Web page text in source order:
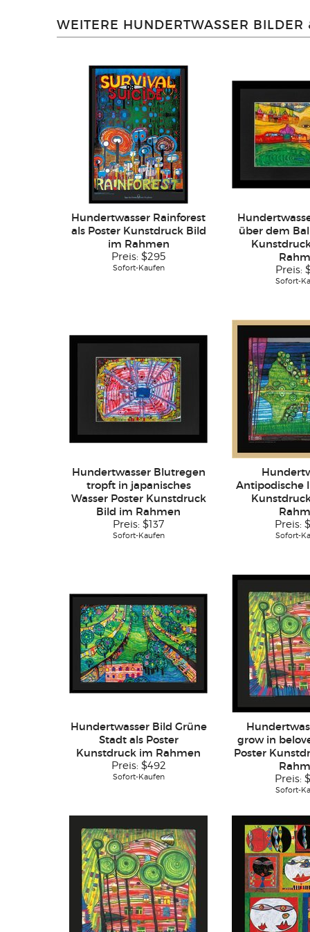
WEITERE HUNDERTWASSER BILDER
Hundertwasser Rainforest
als Poster Kunstdruck Bild
im Rahmen
Preis: $295
Sofort-Kaufen
über dem
Preis:
Sofort-
Hundertwasser Blutregen
tropft in japanisches
Wasser Poster Kunstdruck
Bild im Rahmen
Preis: $137
Sofort-Kaufen
Antipodische
Preis:
Sofort-
Hundertwasser Bild Grüne
Stadt als Poster
Kunstdruck im Rahmen
Preis: $492
Sofort-Kaufen
grow in
Poster
Preis:
Sofort-